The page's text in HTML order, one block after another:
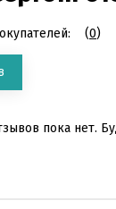
(0)
пока нет.